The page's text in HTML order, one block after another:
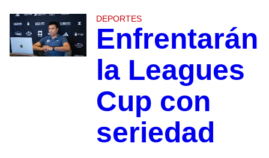
DEPORTES
Enfrentarán
la Leagues
Cup con
seriedad